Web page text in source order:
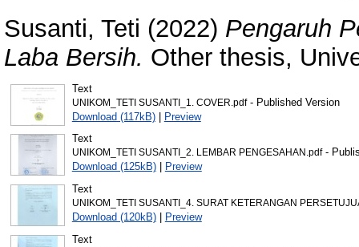
Susanti, Teti (2022) Pengaruh
Laba Bersih. Other thesis,
Text
UNIKOM_TETI SUSANTI_1. COVER.pdf- Published Version
Download (117kB)| Preview
Text
UNIKOM_TETI SUSANTI_2. LEMBAR PENGESAHAN.pdf-
Download (125kB)|
Preview
Text
UNIKOM_TETI SUSANTI_4. SURAT KETERANGAN
Download (120kB)|
Preview
Text